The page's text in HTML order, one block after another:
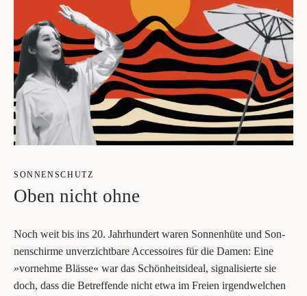
SON­NEN­SCHUTZ
Oben nicht ohne
Noch weit bis ins 20. Jahr­hun­dert waren Son­nen­hü­te und Son­
nen­schir­me unver­zicht­ba­re Acces­soires für die Damen: Eine
»vor­neh­me Bläs­se« war das Schön­heits­ide­al, signa­li­sier­te sie
doch, dass die Betref­fen­de nicht etwa im Frei­en irgend­wel­chen